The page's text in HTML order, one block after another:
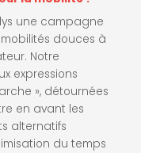
une campagne
douces à
Notre
expressions
», détournées
en avant les
alternatifs
du temps